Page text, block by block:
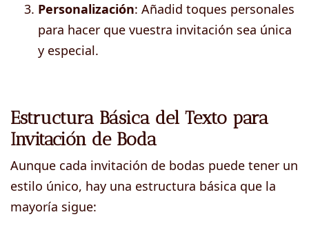
Personalización: Añadid toques personales
para hacer que vuestra invitación sea única
y especial.
Estructura Básica del Texto para
Invitación de Boda
Aunque cada invitación de bodas puede tener un
estilo único, hay una estructura básica que la
mayoría sigue: